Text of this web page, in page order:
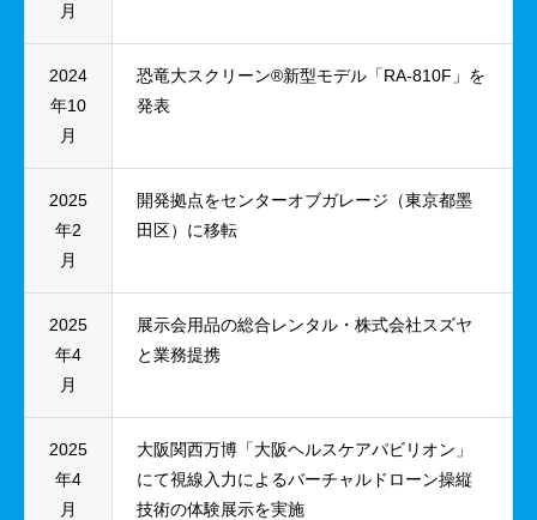
月
2024
年10
月
恐竜大スクリーン®新型モデル「RA-810F」を
発表
2025
年2
月
開発拠点をセンターオブガレージ（東京都墨
田区）に移転
2025
年4
月
展示会用品の総合レンタル・株式会社スズヤ
と業務提携
2025
年4
月
大阪関西万博「大阪ヘルスケアパビリオン」
にて視線入力によるバーチャルドローン操縦
技術の体験展示を実施